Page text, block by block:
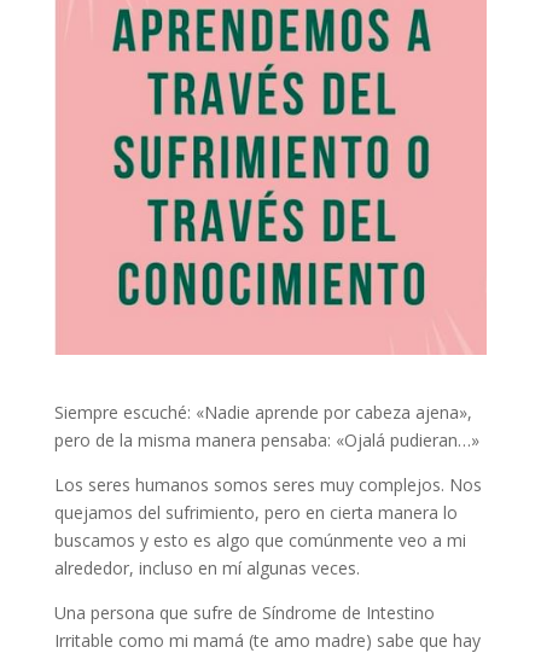
Siempre escuché: «Nadie aprende por cabeza ajena»,
pero de la misma manera pensaba: «Ojalá pudieran…»
Los seres humanos somos seres muy complejos. Nos
quejamos del sufrimiento, pero en cierta manera lo
buscamos y esto es algo que comúnmente veo a mi
alrededor, incluso en mí algunas veces.
Una persona que sufre de Síndrome de Intestino
Irritable como mi mamá (te amo madre) sabe que hay